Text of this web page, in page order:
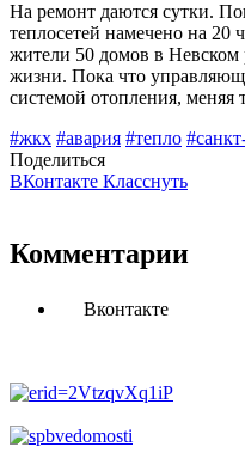
На ремонт даются сутки.
теплосетей намечено на 20
жители 50 домов в Невском
жизни. Пока что
системой отопления, меняя
#жкх #авария #тепло
Поделиться
ВКонтакте Класснуть
Комментарии
Вконтакте